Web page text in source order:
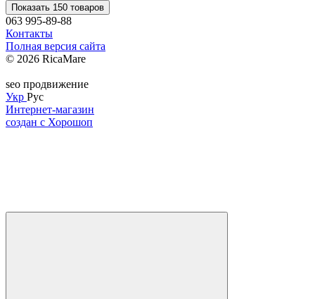
Показать 150 товаров
063 995-89-88
Контакты
Полная версия сайта
© 2026 RicaMare
seo продвижение
Укр Рус
Интернет-магазин
создан с Хорошоп